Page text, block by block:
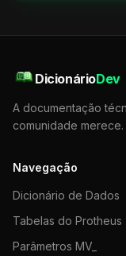
DicionárioDev
A documentação
comunidade merece.
Navegação
Dicionário de Dados
Tabelas do Protheus
Parâmetros MV_